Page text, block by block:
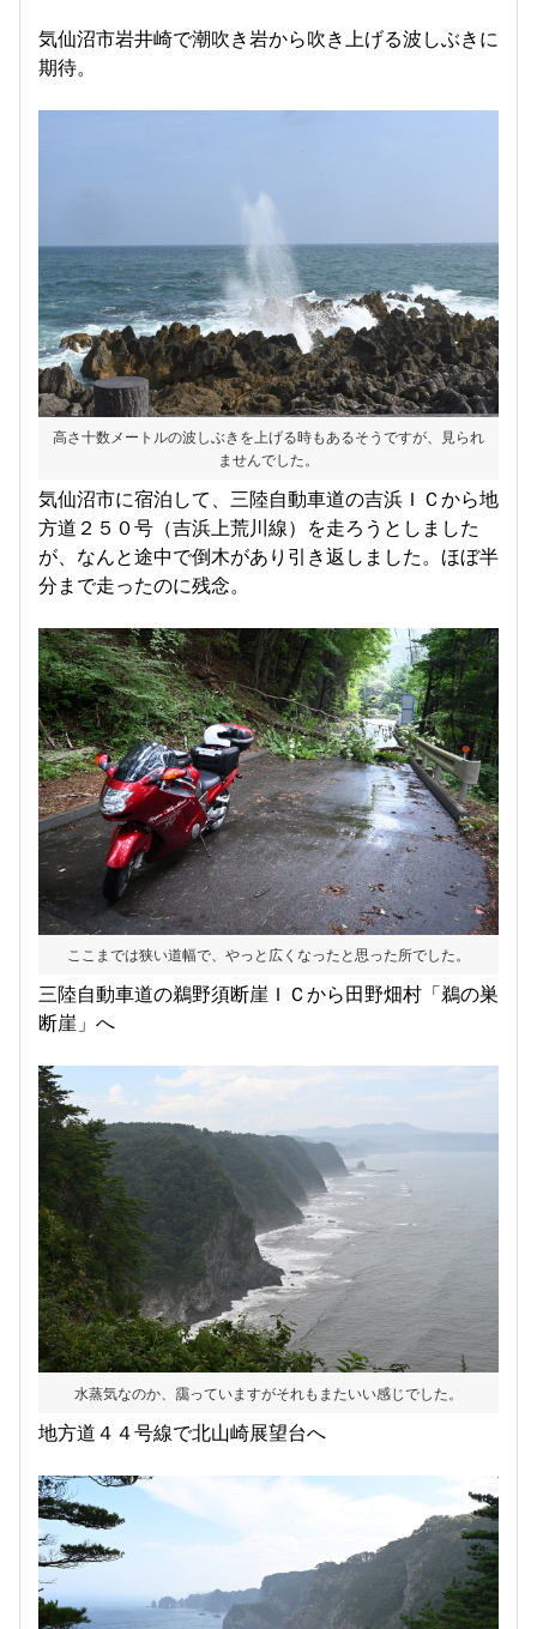
気仙沼市岩井崎で潮吹き岩から吹き上げる波しぶきに
期待。
高さ十数メートルの波しぶきを上げる時もあるそうですが、見られ
ませんでした。
気仙沼市に宿泊して、三陸自動車道の吉浜ＩＣから地
方道２５０号（吉浜上荒川線）を走ろうとしました
が、なんと途中で倒木があり引き返しました。ほぼ半
分まで走ったのに残念。
ここまでは狭い道幅で、やっと広くなったと思った所でした。
三陸自動車道の鵜野須断崖ＩＣから田野畑村「鵜の巣
断崖」へ
水蒸気なのか、靄っていますがそれもまたいい感じでした。
地方道４４号線で北山崎展望台へ